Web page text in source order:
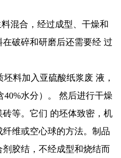
混合，经过成型、干燥和
破碎和研磨后还需要经 过
料加入亚硫酸纸浆废 液，
水分）。 然后进行干燥
等。它们 的坯体致密，机
维或空心球的方法。制品
胶结，不经成型和烧结而